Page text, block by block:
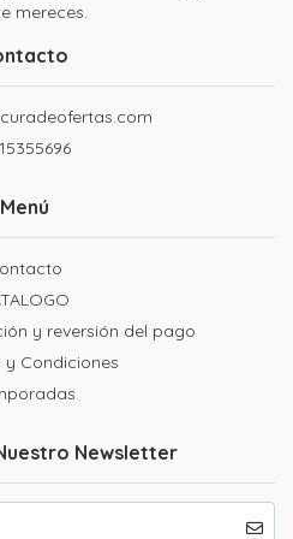
mereces.
Menú
y reversión del pago
y Condiciones
Newsletter